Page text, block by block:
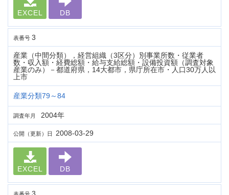
EXCEL DB
表番号 3
産業（中間分類），経営組織（3区分）別事業所数・従業者
数・収入額・経費総額・給与支給総額・設備投資額（調査対象
産業のみ）－都道府県，14大都市，県庁所在市・人口30万人以
上市
産業分類79～84
調査年月 2004年
公開（更新）日 2008-03-29
EXCEL DB